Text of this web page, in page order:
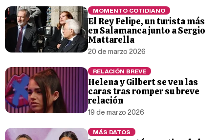
MOMENTO COTIDIANO
El Rey Felipe, un turista más
en Salamanca junto a Sergio
Mattarella
20 de marzo 2026
RELACIÓN BREVE
Helena y Gilbert se ven las
caras tras romper su breve
relación
19 de marzo 2026
MÁS DATOS